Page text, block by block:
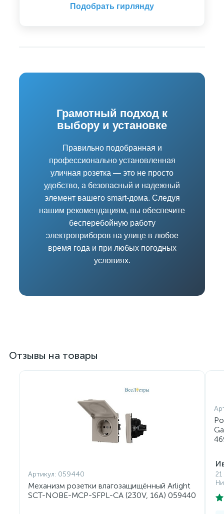
Подобрать гирлянду
Грамотный подход к
выбору и установке
Правильно подобранная и
профессионально установленная
уличная розетка — это не просто
удобство, а безопасный и надежный
элемент вашего smart-дома. Следуя
нашим рекомендациям, вы обеспечите
бесперебойную работу
электроприборов на улице в любое
время года и при любых погодных
условиях.
Отзывы на товары
Артикул: 059440
Механизм розетки влагозащищённый Arlight
SCT-NOBE-MCP-SFPL-CA (230V, 16A) 059440
21